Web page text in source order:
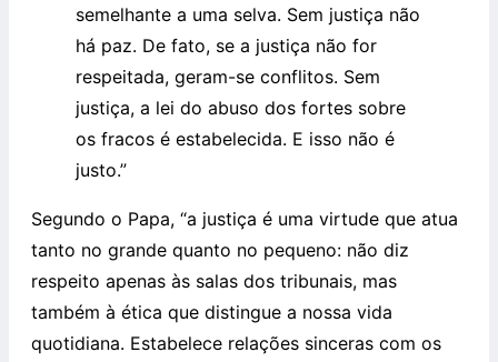
semelhante a uma selva. Sem justiça não
há paz. De fato, se a justiça não for
respeitada, geram-se conflitos. Sem
justiça, a lei do abuso dos fortes sobre
os fracos é estabelecida. E isso não é
justo.”
Segundo o Papa, “a justiça é uma virtude que atua
tanto no grande quanto no pequeno: não diz
respeito apenas às salas dos tribunais, mas
também à ética que distingue a nossa vida
quotidiana. Estabelece relações sinceras com os